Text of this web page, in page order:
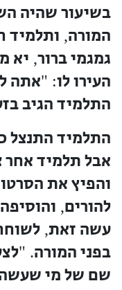
בשיעור שהיה
המורה, ותלמיד
גמגמי ברור, יא
העירו לו: "אתה
התלמיד הגיב
התלמיד התנצל
אבל תלמיד אחר
והפיץ את
להורים,
עשה זאת,
בפני המורה. "
שם של מי